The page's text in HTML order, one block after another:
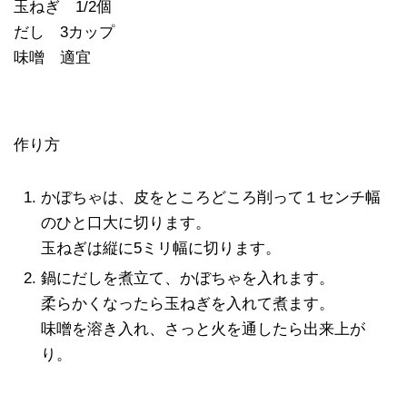
玉ねぎ 1/2個
だし 3カップ
味噌 適宜
作り方
かぼちゃは、皮をところどころ削って１センチ幅
のひと口大に切ります。
玉ねぎは縦に5 ミリ幅に切ります。
鍋にだしを煮立て、かぼちゃを入れます。
柔らかくなったら玉ねぎを入れて煮ます。
味噌を溶き入れ、さっと火を通したら出来上が
り。